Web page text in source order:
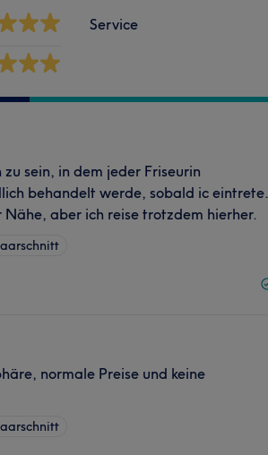
Service
sein, in dem jeder Friseurin
behandelt werde, sobald ic eintrete.
aber ich reise trotzdem hierher.
normale Preise und keine